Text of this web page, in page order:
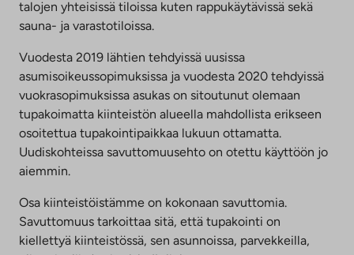
talojen yhteisissä tiloissa kuten rappukäytävissä sekä
sauna- ja varastotiloissa.
Vuodesta 2019 lähtien tehdyissä uusissa
asumisoikeussopimuksissa ja vuodesta 2020 tehdyissä
vuokrasopimuksissa asukas on sitoutunut olemaan
tupakoimatta kiinteistön alueella mahdollista erikseen
osoitettua tupakointipaikkaa lukuun ottamatta.
Uudiskohteissa savuttomuusehto on otettu käyttöön jo
aiemmin.
Osa kiinteistöistämme on kokonaan savuttomia.
Savuttomuus tarkoittaa sitä, että tupakointi on
kiellettyä kiinteistössä, sen asunnoissa, parvekkeilla,